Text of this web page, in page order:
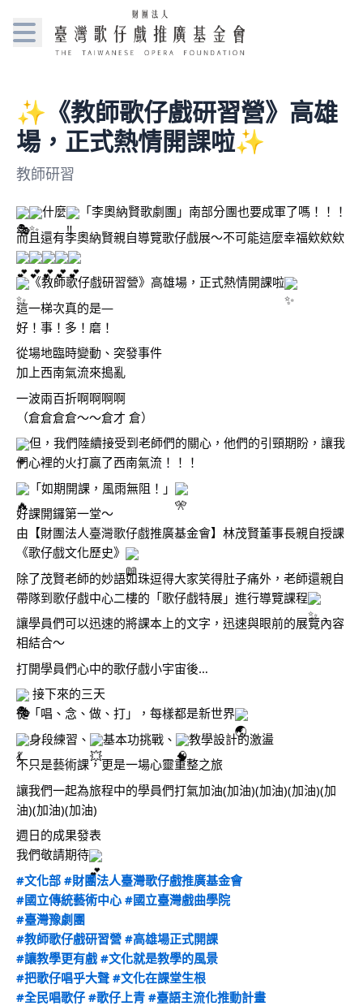
✨《教師歌仔戲研習營》高雄
場，正式熱情開課啦✨
教師研習
什麼
「李奧納賢歌劇團」南部分團也要成軍了嗎！！！
而且還有李奧納賢親自導覽歌仔戲展～不可能這麼幸福欸欸欸
《教師歌仔戲研習營》高雄場，正式熱情開課啦
這一梯次真的是—
好！事！多！磨！
從場地臨時變動、突發事件
加上西南氣流來搗亂
一波兩百折啊啊啊啊
（倉倉倉倉～～倉才 倉）
但，我們陸續接受到老師們的關心，他們的引頸期盼，讓我
們心裡的火打贏了西南氣流！！！
「如期開課，風雨無阻！」
好課開鑼第一堂～
由【財團法人臺灣歌仔戲推廣基金會】林茂賢董事長親自授課
《歌仔戲文化歷史》
除了茂賢老師的妙語如珠逗得大家笑得肚子痛外，老師還親自
帶隊到歌仔戲中心二樓的「歌仔戲特展」進行導覽課程
讓學員們可以迅速的將課本上的文字，迅速與眼前的展覽內容
相結合～
打開學員們心中的歌仔戲小宇宙後…
接下來的三天
從「唱、念、做、打」，每樣都是新世界
身段練習、
基本功挑戰、
教學設計的激盪
不只是藝術課，更是一場心靈重整之旅
讓我們一起為旅程中的學員們打氣加油(加油)(加油)(加油)(加
油)(加油)(加油)
週日的成果發表
我們敬請期待
#文化部 #財團法人臺灣歌仔戲推廣基金會
#國立傳統藝術中心 #國立臺灣戲曲學院
#臺灣豫劇團
#教師歌仔戲研習營 #高雄場正式開課
#讓教學更有戲 #文化就是教學的風景
#把歌仔唱乎大聲 #文化在課堂生根
#全民唱歌仔 #歌仔上青 #臺語主流化推動計畫